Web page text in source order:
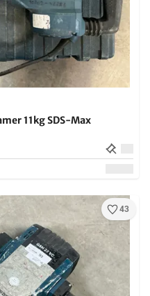
11kg SDS-Max
43